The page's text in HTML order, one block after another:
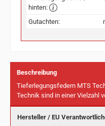
hinten:
Gutachten:
Beschreibung
Tieferlegungsfedern MTS
Technik sind in einer Vielzahl
Hersteller / EU